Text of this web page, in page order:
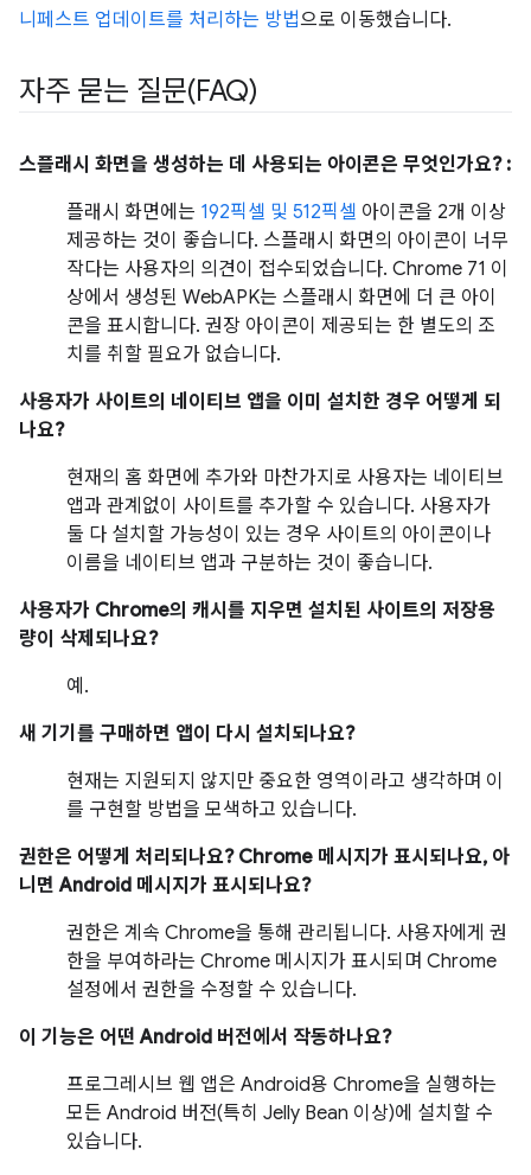
니페스트 업데이트를 처리하는 방법으로 이동했습니다.
자주 묻는 질문(FAQ)
스플래시 화면을 생성하는 데 사용되는 아이콘은 무엇인가요? :
플래시 화면에는 192픽셀 및 512픽셀 아이콘을 2개 이상
제공하는 것이 좋습니다. 스플래시 화면의 아이콘이 너무
작다는 사용자의 의견이 접수되었습니다. Chrome 71 이
상에서 생성된 WebAPK는 스플래시 화면에 더 큰 아이
콘을 표시합니다. 권장 아이콘이 제공되는 한 별도의 조
치를 취할 필요가 없습니다.
사용자가 사이트의 네이티브 앱을 이미 설치한 경우 어떻게 되
나요?
현재의 홈 화면에 추가와 마찬가지로 사용자는 네이티브
앱과 관계없이 사이트를 추가할 수 있습니다. 사용자가
둘 다 설치할 가능성이 있는 경우 사이트의 아이콘이나
이름을 네이티브 앱과 구분하는 것이 좋습니다.
사용자가 Chrome의 캐시를 지우면 설치된 사이트의 저장용
량이 삭제되나요?
예.
새 기기를 구매하면 앱이 다시 설치되나요?
현재는 지원되지 않지만 중요한 영역이라고 생각하며 이
를 구현할 방법을 모색하고 있습니다.
권한은 어떻게 처리되나요? Chrome 메시지가 표시되나요, 아
니면 Android 메시지가 표시되나요?
권한은 계속 Chrome을 통해 관리됩니다. 사용자에게 권
한을 부여하라는 Chrome 메시지가 표시되며 Chrome
설정에서 권한을 수정할 수 있습니다.
이 기능은 어떤 Android 버전에서 작동하나요?
프로그레시브 웹 앱은 Android용 Chrome을 실행하는
모든 Android 버전(특히 Jelly Bean 이상)에 설치할 수
있습니다.